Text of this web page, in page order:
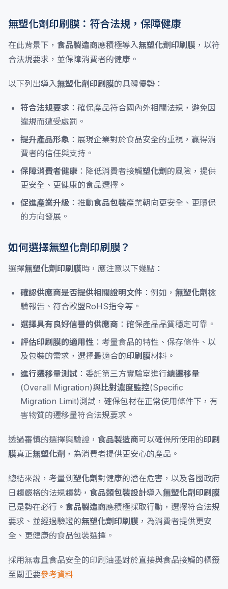
無塑化劑印刷膜：符合法規，保障健康
在此背景下， 食品製造商應積極導入無塑化劑印刷膜 ，以符
合法規要求，並保障消費者的健康。
以下列出導入無塑化劑印刷膜的具體優勢：
符合法規要求 ：確保產品符合國內外相關法規，避免因
違規而遭受處罰。
提升產品形象 ：展現企業對於食品安全的重視，贏得消
費者的信任與支持。
保障消費者健康 ：降低消費者接觸塑化劑 的風險，提供
更安全、更健康的食品選擇。
促進產業升級 ：推動食品包裝產業朝向更安全、更環保
的方向發展。
如何選擇無塑化劑印刷膜？
選擇無塑化劑印刷膜時，應注意以下幾點：
確認供應商是否提供相關證明文件 ：例如， 無塑化劑 檢
驗報告、符合歐盟RoHS指令等。
選擇具有良好信譽的供應商 ：確保產品品質穩定可靠。
評估印刷膜的適用性 ：考量食品的特性、保存條件、以
及包裝的需求，選擇最適合的印刷膜材料。
進行遷移量測試 ：委託第三方實驗室進行總遷移量
(Overall Migration)與比對濃度監控(Specific
Migration Limit)測試，確保包材在正常使用條件下，有
害物質的遷移量符合法規要求。
透過審慎的選擇與驗證， 食品製造商可以確保所使用的印刷
膜真正無塑化劑 ，為消費者提供更安心的產品。
總結來說，考量到塑化劑對健康的潛在危害，以及各國政府
日趨嚴格的法規趨勢， 食品類包裝設計導入無塑化劑印刷膜
已是勢在必行。 食品製造商應積極採取行動，選擇符合法規
要求、並經過驗證的無塑化劑印刷膜 ，為消費者提供更安
全、更健康的食品包裝選擇。
採用無毒且食品安全的印刷油墨對於直接與食品接觸的標籤
至關重要參考資料